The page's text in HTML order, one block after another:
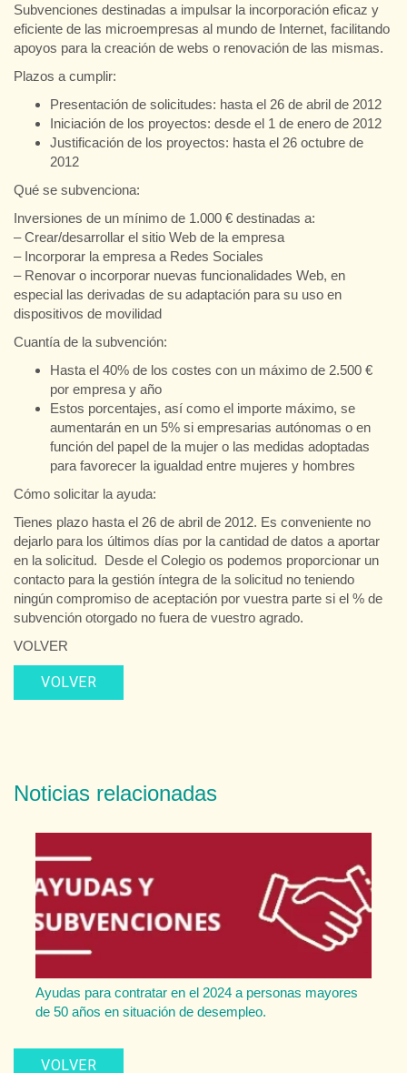
Subvenciones destinadas a impulsar la incorporación eficaz y
eficiente de las microempresas al mundo de Internet, facilitando
apoyos para la creación de webs o renovación de las mismas.
Plazos a cumplir:
Presentación de solicitudes: hasta el 26 de abril de 2012
Iniciación de los proyectos: desde el 1 de enero de 2012
Justificación de los proyectos: hasta el 26 octubre de
2012
Qué se subvenciona:
Inversiones de un mínimo de 1.000 € destinadas a:
– Crear/desarrollar el sitio Web de la empresa
– Incorporar la empresa a Redes Sociales
– Renovar o incorporar nuevas funcionalidades Web, en
especial las derivadas de su adaptación para su uso en
dispositivos de movilidad
Cuantía de la subvención:
Hasta el 40% de los costes con un máximo de 2.500 €
por empresa y año
Estos porcentajes, así como el importe máximo, se
aumentarán en un 5% si empresarias autónomas o en
función del papel de la mujer o las medidas adoptadas
para favorecer la igualdad entre mujeres y hombres
Cómo solicitar la ayuda:
Tienes plazo hasta el 26 de abril de 2012. Es conveniente no
dejarlo para los últimos días por la cantidad de datos a aportar
en la solicitud. Desde el Colegio os podemos proporcionar un
contacto para la gestión íntegra de la solicitud no teniendo
ningún compromiso de aceptación por vuestra parte si el % de
subvención otorgado no fuera de vuestro agrado.
VOLVER
VOLVER
Noticias relacionadas
Ayudas para contratar en el 2024 a personas mayores
de 50 años en situación de desempleo.
VOLVER